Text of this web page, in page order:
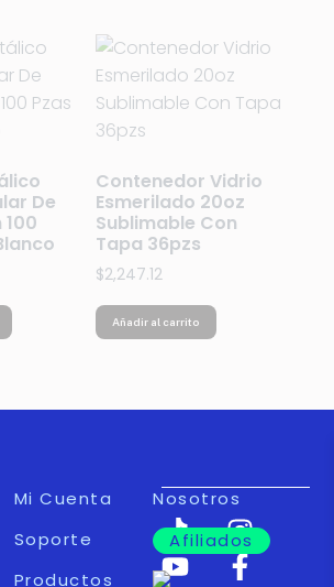
De
Contenedor Vidrio
Esmerilado 20oz
Sublimable Con
Tapa 36pzs
$2,247.12
Añadir al carrito
Mi Cuenta
Soporte
Productos
Nosotros
Afiliados